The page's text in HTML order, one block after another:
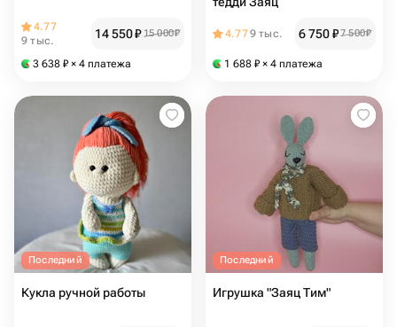
4.77
9 тыс.
14 550₽ 15 000₽
3 638 ₽ × 4 платежа
4.779 тыс. 6 750₽7 500₽
1 688 ₽ × 4 платежа
Последний
Кукла ручной работы
Последний
Игрушка "Заяц Тим"